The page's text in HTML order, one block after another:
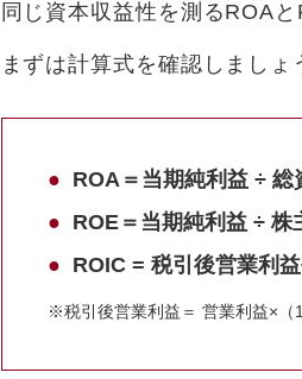
同じ資本収益性を測るROA
まずは計算式を確認しましょ
ROA＝当期純利益 ÷ 総
ROE＝当期純利益 ÷ 株
ROIC = 税引後営業利
税引後営業利益＝ 営業利益×（